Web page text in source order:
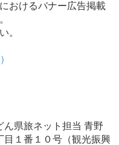
おけるバナー広告掲載
。
県旅ネット担当 青野
目１番１０号（観光振興